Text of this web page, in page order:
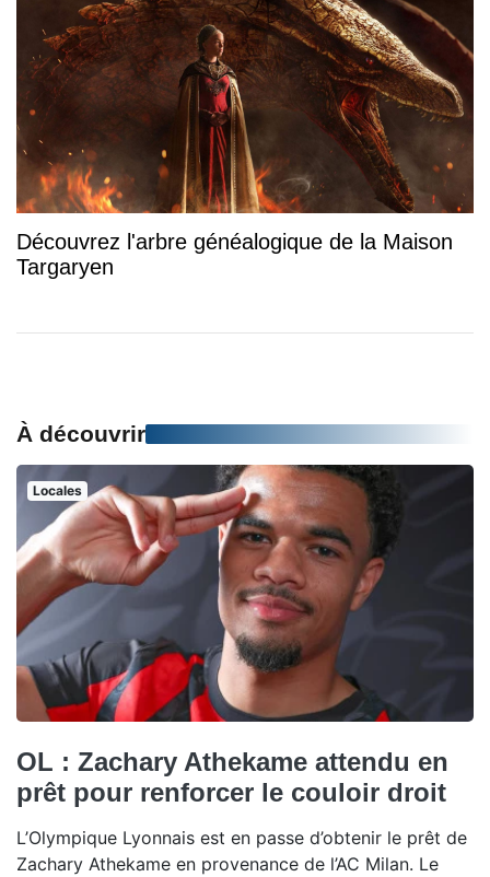
Découvrez l'arbre généalogique de la Maison
Targaryen
À découvrir
Locales
OL : Zachary Athekame attendu en
prêt pour renforcer le couloir droit
L’Olympique Lyonnais est en passe d’obtenir le prêt de
Zachary Athekame en provenance de l’AC Milan. Le